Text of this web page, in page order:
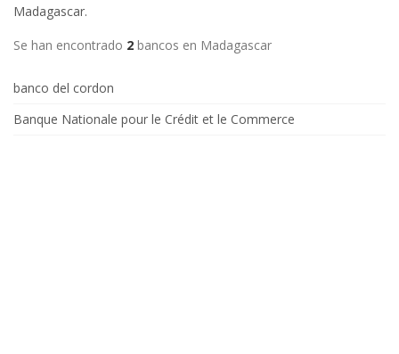
Madagascar.
Se han encontrado 2 bancos en Madagascar
banco del cordon
Banque Nationale pour le Crédit et le Commerce